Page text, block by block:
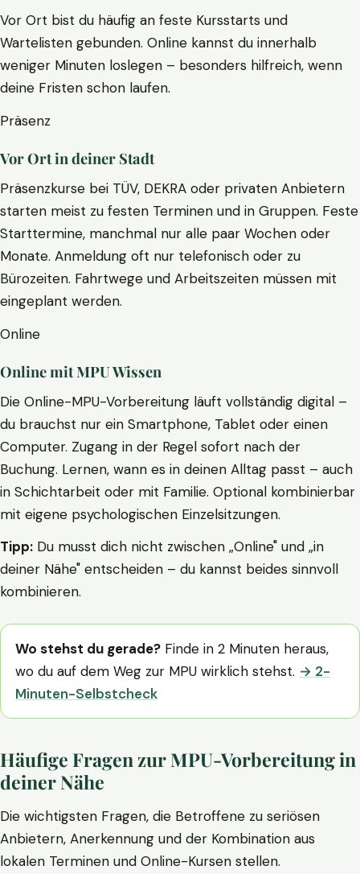
Vor Ort bist du häufig an feste Kursstarts und
Wartelisten gebunden. Online kannst du innerhalb
weniger Minuten loslegen – besonders hilfreich, wenn
deine Fristen schon laufen.
Präsenz
Vor Ort in deiner Stadt
Präsenzkurse bei TÜV, DEKRA oder privaten Anbietern
starten meist zu festen Terminen und in Gruppen. Feste
Starttermine, manchmal nur alle paar Wochen oder
Monate. Anmeldung oft nur telefonisch oder zu
Bürozeiten. Fahrtwege und Arbeitszeiten müssen mit
eingeplant werden.
Online
Online mit MPU Wissen
Die Online-MPU-Vorbereitung läuft vollständig digital –
du brauchst nur ein Smartphone, Tablet oder einen
Computer. Zugang in der Regel sofort nach der
Buchung. Lernen, wann es in deinen Alltag passt – auch
in Schichtarbeit oder mit Familie. Optional kombinierbar
mit eigene psychologischen Einzelsitzungen.
Tipp: Du musst dich nicht zwischen „Online" und „in
deiner Nähe" entscheiden – du kannst beides sinnvoll
kombinieren.
Wo stehst du gerade? Finde in 2 Minuten heraus,
wo du auf dem Weg zur MPU wirklich stehst. → 2-
Minuten-Selbstcheck
Häufige Fragen zur MPU-Vorbereitung in
deiner Nähe
Die wichtigsten Fragen, die Betroffene zu seriösen
Anbietern, Anerkennung und der Kombination aus
lokalen Terminen und Online-Kursen stellen.